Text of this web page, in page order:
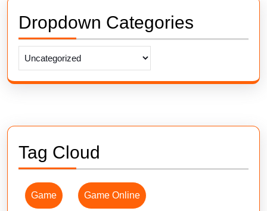
Dropdown Categories
Tag Cloud
Game Game Online